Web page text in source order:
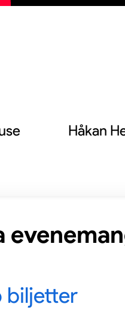
Håkan
biljetter